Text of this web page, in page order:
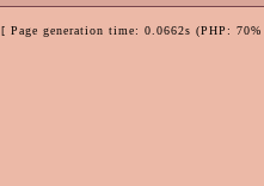
[ Page generation time: 0.0662s (PHP: